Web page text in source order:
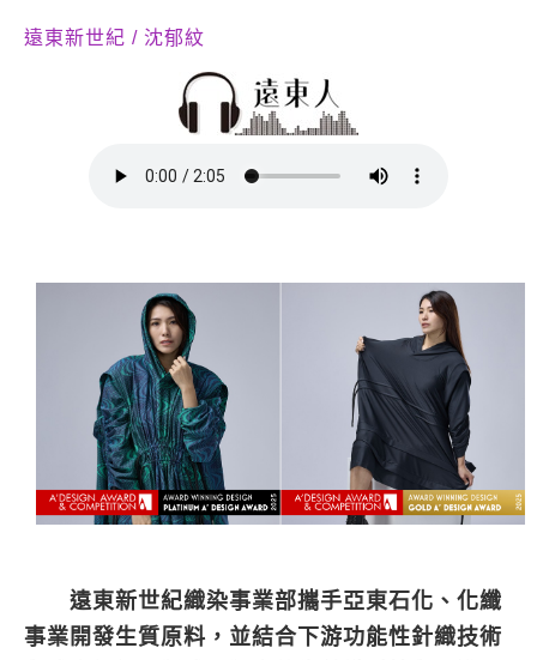
遠東新世紀 / 沈郁紋
遠東新世紀織染事業部攜手亞東石化、化纖
事業開發生質原料，並結合下游功能性針織技術